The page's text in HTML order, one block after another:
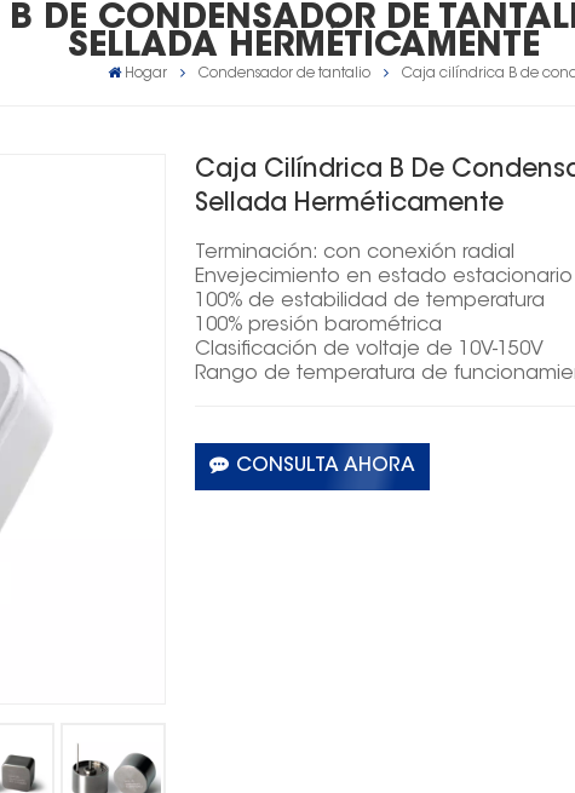
DE CONDENSADOR DE
SELLADA HERMÉTICAMENTE
Hogar Condensador de tantalio Caja cilíndrica B de
Caja Cilíndrica B De
Sellada Herméticamente
Terminación: con conexión radial
Envejecimiento en estado
100% de estabilidad de temperatura
100% presión barométrica
Clasificación de voltaje de 10V-150V
Rango de temperatura de
CONSULTA AHORA